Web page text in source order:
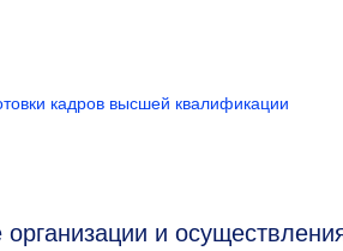
кадров высшей квалификации
и